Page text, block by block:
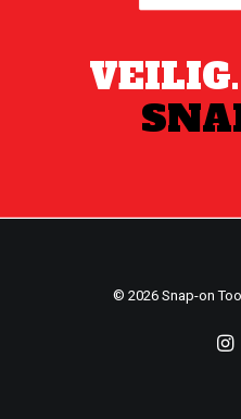
© 2026 Snap-on